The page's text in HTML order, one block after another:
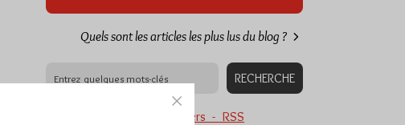
Quels sont les articles les plus lus du blog ?
Abonnement aux Newsletters - RSS